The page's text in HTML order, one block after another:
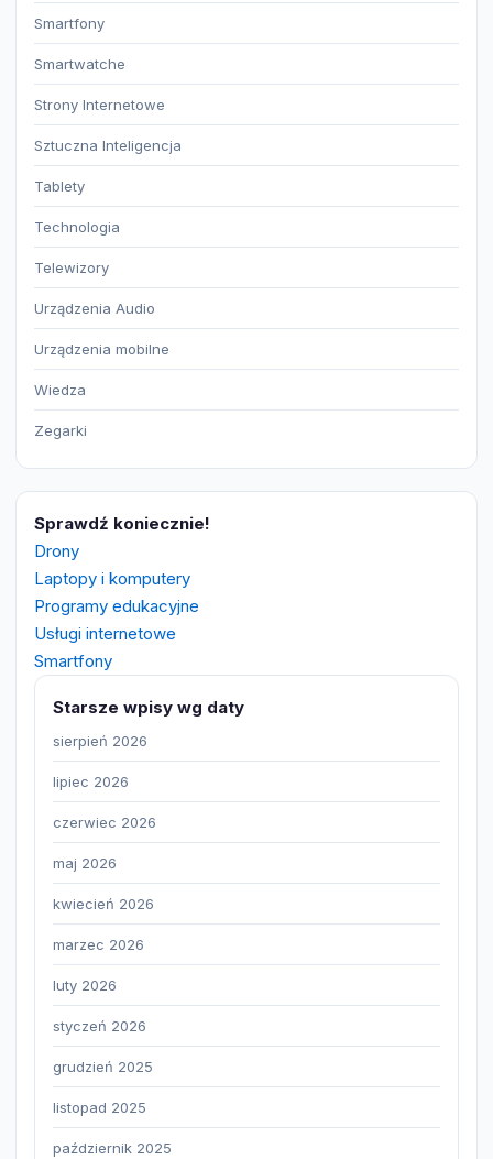
Smartfony
Smartwatche
Strony Internetowe
Sztuczna Inteligencja
Tablety
Technologia
Telewizory
Urządzenia Audio
Urządzenia mobilne
Wiedza
Zegarki
Sprawdź koniecznie!
Drony
Laptopy i komputery
Programy edukacyjne
Usługi internetowe
Smartfony
Starsze wpisy wg daty
sierpień 2026
lipiec 2026
czerwiec 2026
maj 2026
kwiecień 2026
marzec 2026
luty 2026
styczeń 2026
grudzień 2025
listopad 2025
październik 2025